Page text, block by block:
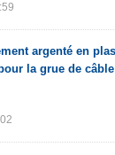
argenté en
la grue de